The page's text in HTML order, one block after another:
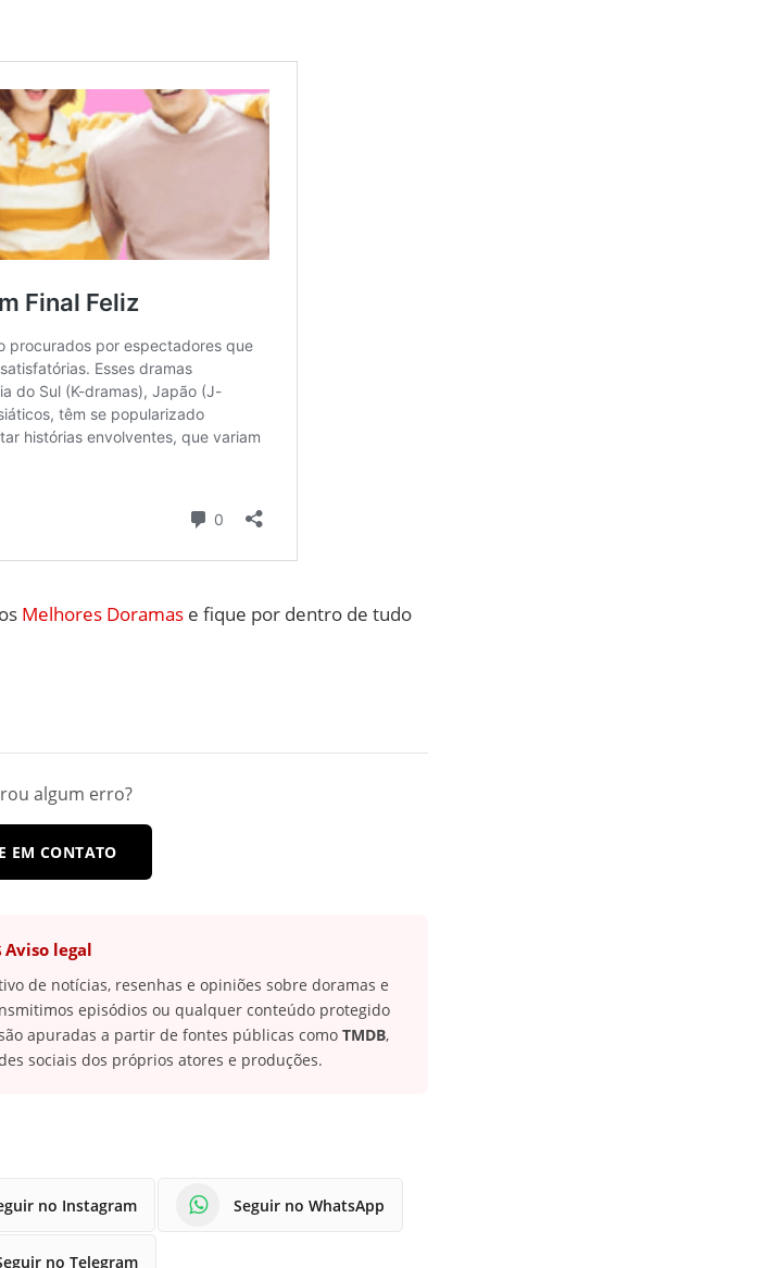
Melhores Doramas e fique por dentro de tudo
algum erro?
EM CONTATO
legal
de notícias, resenhas e opiniões sobre doramas e
episódios ou qualquer conteúdo protegido
apuradas a partir de fontes públicas como TMDB,
sociais dos próprios atores e produções.
no Instagram Seguir no WhatsApp
no Telegram